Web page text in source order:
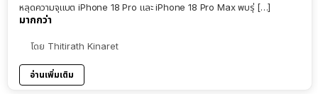
หลุดความจุแบต iPhone 18 Pro และ iPhone 18 Pro Max พบรุ่ […]
มากกว่า
โดย Thitirath Kinaret
อ่านเพิ่มเติม